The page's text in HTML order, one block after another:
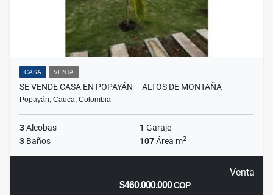
CASA VENTA
SE VENDE CASA EN POPAYÁN – ALTOS DE MONTAÑA
Popayán, Cauca, Colombia
3Alcobas 1 Garaje
3 Baños 107Área m2
Venta
$460.000.000COP